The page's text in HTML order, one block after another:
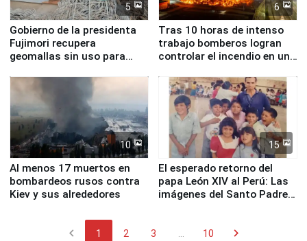
5
Gobierno de la presidenta
Fujimori recupera
geomallas sin uso para
Fenómeno El Niño
6
Tras 10 horas de intenso
trabajo bomberos logran
controlar el incendio en una
de Chile
10
Al menos 17 muertos en
bombardeos rusos contra
Kiev y sus alrededores
15
El esperado retorno del
papa León XIV al Perú: Las
imágenes del Santo Padre
chevron_left 1 2 3 10 chevron_right